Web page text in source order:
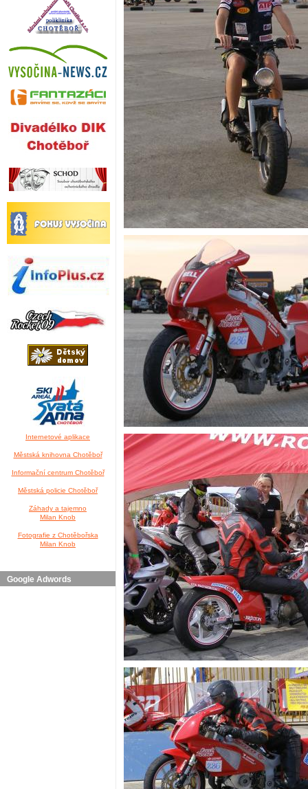
Internetové aplikace
Městská knihovna Chotěboř
Informační centrum Chotěboř
Městská policie Chotěboř
Záhady a tajemno
Milan Knob
Fotografie z Chotěbořska
Milan Knob
Google Adwords